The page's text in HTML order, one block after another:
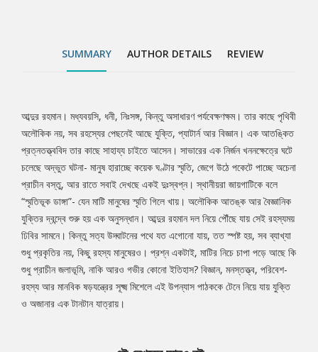
উপন্যাস পাঠককে টেনে নিয়ে যায় যুক্তি ও অজানার এক টানটান যাত্রায়।
SUMMARY AUTHOR DETAILS REVIEW
Tab
Article
আব্দুর রহমান। মধ্যবয়সি, ধনী, নিঃসঙ্গ, কিন্তু অসাধারণ পর্যবেক্ষণক্ষম। তার কাছে পৃথিবী
অলৌকিক নয়, সব রহস্যের পেছনেই আছে যুক্তি, প্যাটার্ন আর বিজ্ঞান। এক আতঙ্কিত
প্রত্নতত্ত্ববিদ তার কাছে সাহায্য চাইতে আসেন। সাভারের এক নির্জন খননক্ষেত্রে ঘটে
চলেছে অদ্ভুত ঘটনা- মানুষ হারাচ্ছে কয়েক ঘণ্টার স্মৃতি, জেগে উঠে পকেটে পাচ্ছে অচেনা
প্রাচীন বস্তু, আর রাতে সবাই দেখছে একই দুঃস্বপ্ন। স্থানীয়রা জায়গাটিকে বলে
“স্মৃতিভূক ডাঙ্গা”- যেন মাটি মানুষের স্মৃতি গিলে খায়। অলৌকিক আতঙ্ক আর বৈজ্ঞানিক
যুক্তির দ্বন্দ্বে শুরু হয় এক অনুসন্ধান। আব্দুর রহমান দল নিয়ে পৌঁছে যায় সেই রহস্যময়
ঢিবির সামনে। কিন্তু সত্য উদ্ঘাটনের পথে যত এগোনো যায়, তত স্পষ্ট হয়, সব ব্যাখ্যা
শুধু প্রকৃতির নয়, কিছু রহস্য মানুষেরও। প্রশ্ন একটাই, মাটির নিচে চাপা পড়ে আছে কি
শুধু প্রাচীন জলাভূমি, নাকি আরও গভীর কোনো ইতিহাস? বিজ্ঞান, মনস্তত্ত্ব, পরিবেশ-
রহস্য আর মানবিক ষড়যন্ত্রের সূক্ষ্ম মিশেলে এই উপন্যাস পাঠককে টেনে নিয়ে যায় যুক্তি
ও অজানার এক টানটান যাত্রায়।